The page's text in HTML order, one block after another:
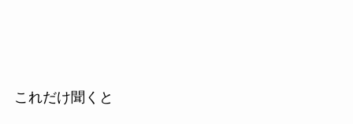
これだけ聞くと